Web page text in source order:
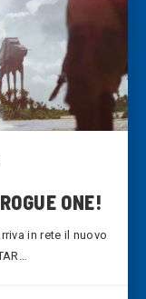
ONE!
in rete il nuovo